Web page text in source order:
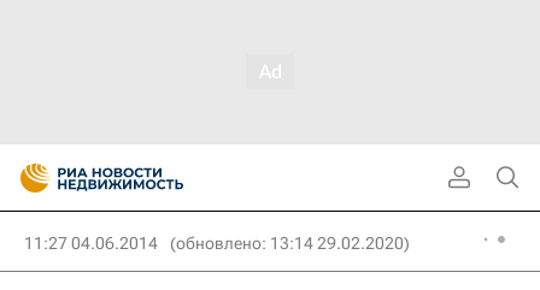
11:27 04.06.2014 (обновлено: 13:14 29.02.2020)